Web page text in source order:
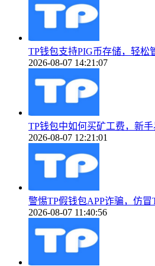
TP钱包支持PIG币存储，轻松
2026-08-07 14:21:07
TP钱包中如何买矿工费，新
2026-08-07 12:21:01
警惕TP假钱包APP诈骗，仿冒
2026-08-07 11:40:56